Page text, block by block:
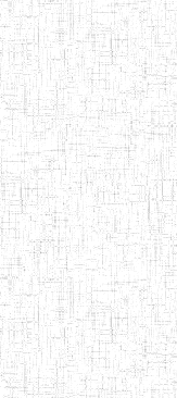
Total: 307
2014 ENIEG
2012 ENIEG